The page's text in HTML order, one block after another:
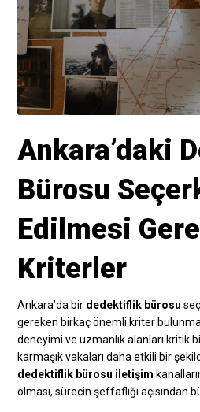
Ankara’daki
Bürosu
Edilmesi
Kriterler
Ankara’da bir dedektiflik bürosu
gereken birkaç önemli kriter
deneyimi ve uzmanlık alanları kritik
karmaşık vakaları daha etkili bir
dedektiflik bürosu iletişim
olması, sürecin şeffaflığı açısından